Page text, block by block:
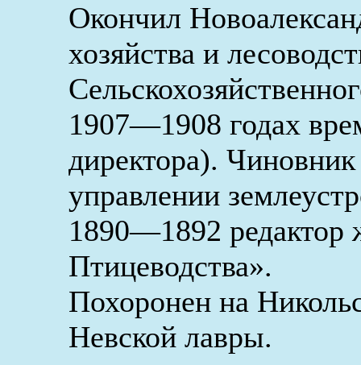
Окончил
хозяйства и
1907—1908 годах
директора).
управлении
1890—1892 редактор
Птицеводства».
Похоронен на
Невской лавры.